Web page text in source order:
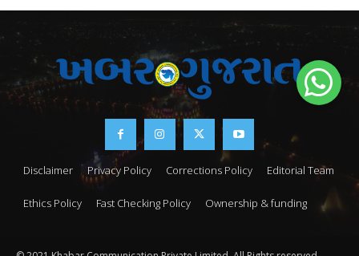
Disclaimer Privacy Policy Corrections Policy Editorial Team
Ethics Policy Fast Checking Policy Ownership & funding